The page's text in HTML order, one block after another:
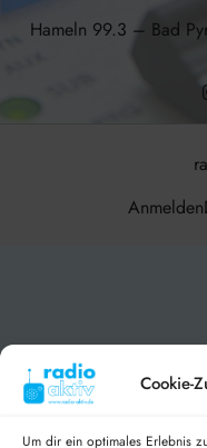
Cookie-
Um dir ein optimales Erlebnis
Hameln 99.3 – Bad
Anmelden